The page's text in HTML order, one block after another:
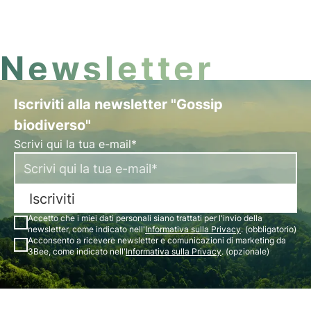
Newsletter
Iscriviti alla newsletter "Gossip
biodiverso"
Scrivi qui la tua e-mail*
Iscriviti
Accetto che i miei dati personali siano trattati per l'invio della
newsletter, come indicato nell'Informativa sulla Privacy. (obbligatorio)
Acconsento a ricevere newsletter e comunicazioni di marketing da
3Bee, come indicato nell'Informativa sulla Privacy. (opzionale)